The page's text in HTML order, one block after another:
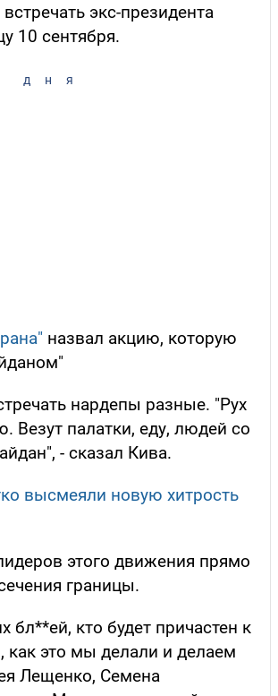
экс-президента
10 сентября.
дня
назвал акцию, которую
нардепы разные. "Рух
Везут палатки, еду, людей со
- сказал Кива.
высмеяли новую хитрость
этого движения прямо
границы.
бл**ей, кто будет причастен к
как это мы делали и делаем
Лещенко, Семена